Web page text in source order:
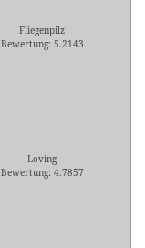
Fliegenpilz
Bewertung: 5.2143
Loving
Bewertung: 4.7857